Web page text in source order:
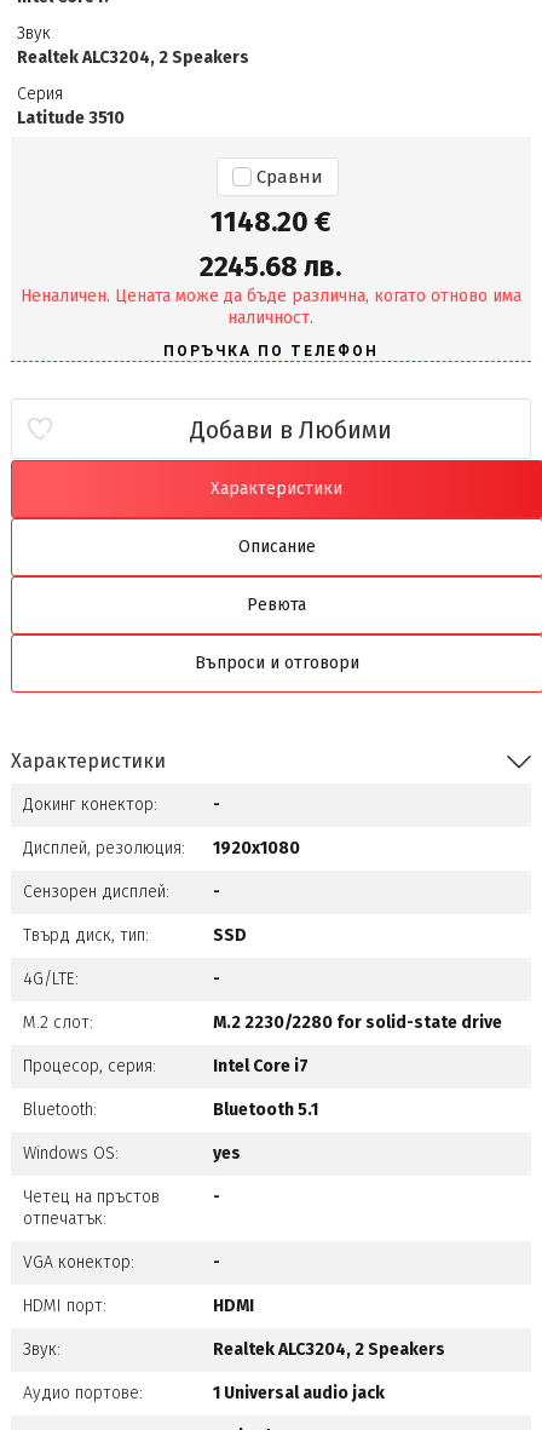
Звук
Realtek ALC3204, 2 Speakers
Серия
Latitude 3510
Сравни
1148.20 €
2245.68 лв.
Неналичен. Цената може да бъде различна, когато отново има
наличност.
Добави в Любими
Характеристики
Описание
Ревюта
Въпроси и отговори
Характеристики
Докинг конектор: -
Дисплей, резолюция: 1920x1080
Сензорен дисплей: -
Твърд диск, тип: SSD
4G/LTE: -
M.2 слот: M.2 2230/2280 for solid-state drive
Процесор, серия: Intel Core i7
Bluetooth: Bluetooth 5.1
Windows OS: yes
Четец на пръстов
отпечатък:
-
VGA конектор: -
HDMI порт: HDMI
Звук: Realtek ALC3204, 2 Speakers
Аудио портове: 1 Universal audio jack